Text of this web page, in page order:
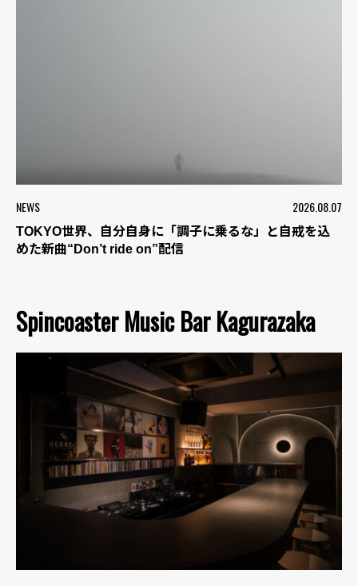
NEWS 2026.08.07
TOKYO世界、自分自身に「調子に乗るな」と自戒を込
めた新曲“Don’t ride on”配信
Spincoaster Music Bar Kagurazaka